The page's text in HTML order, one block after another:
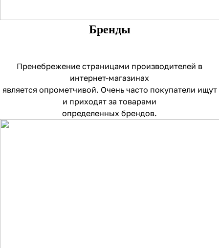
Бренды
Пренебрежение страницами производителей в
интернет-магазинах
является опрометчивой. Очень часто покупатели ищут
и приходят за товарами
определенных брендов.